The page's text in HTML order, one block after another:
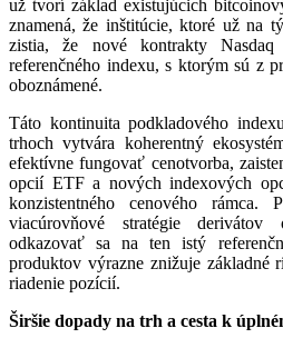
už tvorí základ existujúcich
znamená, že inštitúcie, ktoré už na
zistia, že nové kontrakty
referenčného indexu, s ktorým sú z
oboznámené.
Táto kontinuita podkladového
trhoch vytvára koherentný
efektívne fungovať cenotvorba,
opcií ETF a nových indexových
konzistentného cenového rámca.
viacúrovňové stratégie
odkazovať sa na ten istý
produktov výrazne znižuje základné
riadenie pozícií.
Širšie dopady na trh a cesta k